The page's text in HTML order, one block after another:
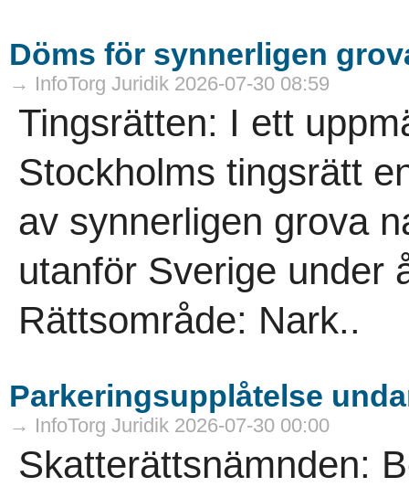
Döms för synnerligen
→ InfoTorg Juridik 2026-07-30 08:59
Tingsrätten: I ett
Stockholms tingsrätt
av synnerligen grova
utanför Sverige under
Rättsområde: Nark..
Parkeringsupplåtelse
→ InfoTorg Juridik 2026-07-30 00:00
Skatterättsnämnden: